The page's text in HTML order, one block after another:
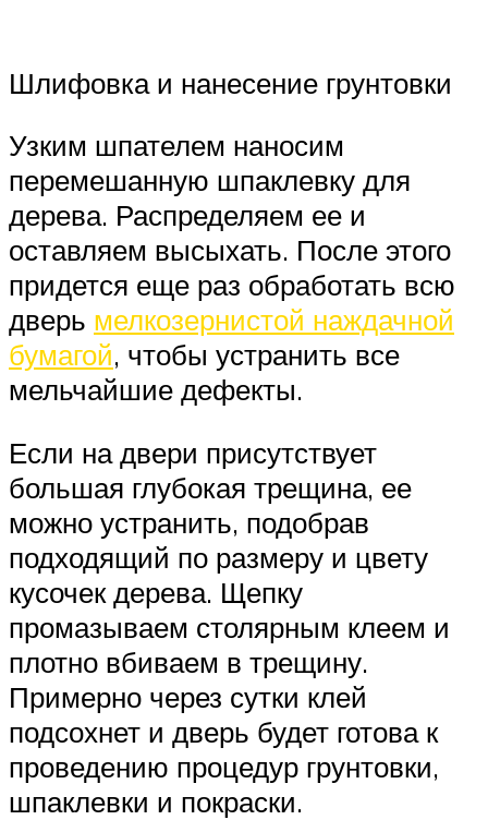
Шлифовка и нанесение грунтовки
Узким шпателем наносим
перемешанную шпаклевку для
дерева. Распределяем ее и
оставляем высыхать. После этого
придется еще раз обработать всю
дверь мелкозернистой наждачной
бумагой, чтобы устранить все
мельчайшие дефекты.
Если на двери присутствует
большая глубокая трещина, ее
можно устранить, подобрав
подходящий по размеру и цвету
кусочек дерева. Щепку
промазываем столярным клеем и
плотно вбиваем в трещину.
Примерно через сутки клей
подсохнет и дверь будет готова к
проведению процедур грунтовки,
шпаклевки и покраски.